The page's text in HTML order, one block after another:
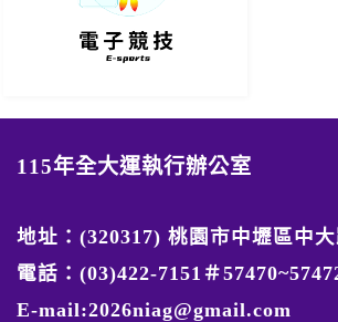
115年全大運執行辦公室
地址：(320317) 桃園市中壢區中
電話：(03)422-7151＃
E-mail:2026niag@gmail.com